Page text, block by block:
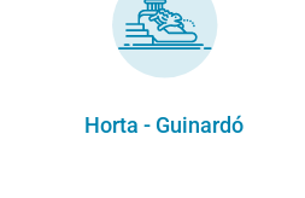
Horta - Guinardó